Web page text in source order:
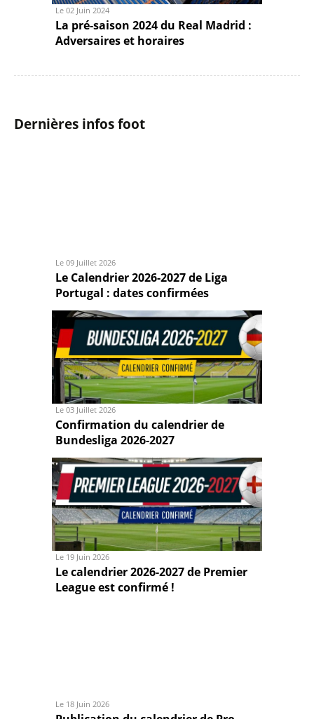
Le 02 Juin 2024
La pré-saison 2024 du Real Madrid :
Adversaires et horaires
Dernières infos foot
Le 09 Juillet 2026
Le Calendrier 2026-2027 de Liga
Portugal : dates confirmées
Le 03 Juillet 2026
Confirmation du calendrier de
Bundesliga 2026-2027
Le 19 Juin 2026
Le calendrier 2026-2027 de Premier
League est confirmé !
Le 18 Juin 2026